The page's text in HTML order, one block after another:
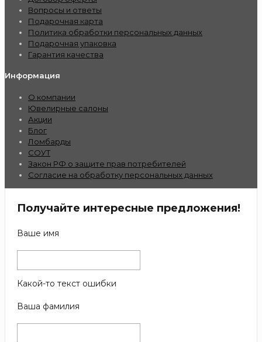
Вопросы и ответы
Подарочная карта
Политика обработки персональных данных
Подарочная упаковка
Гарантия качества
Информация
О компании
Ювелирные салоны
Акции
Блог
Ломбарды
СОУТ
Закон РФ о защите прав потребителей
Согласие на обработку персональных данных
Получайте интересные предложения!
Ваше имя
Какой-то текст ошибки
Ваша фамилия